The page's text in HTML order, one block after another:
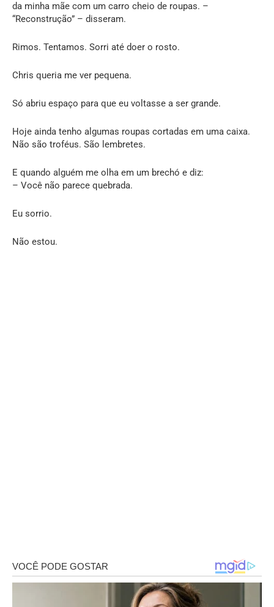
da minha mãe com um carro cheio de roupas. –
“Reconstrução” – disseram.
Rimos. Tentamos. Sorri até doer o rosto.
Chris queria me ver pequena.
Só abriu espaço para que eu voltasse a ser grande.
Hoje ainda tenho algumas roupas cortadas em uma caixa.
Não são troféus. São lembretes.
E quando alguém me olha em um brechó e diz:
– Você não parece quebrada.
Eu sorrio.
Não estou.